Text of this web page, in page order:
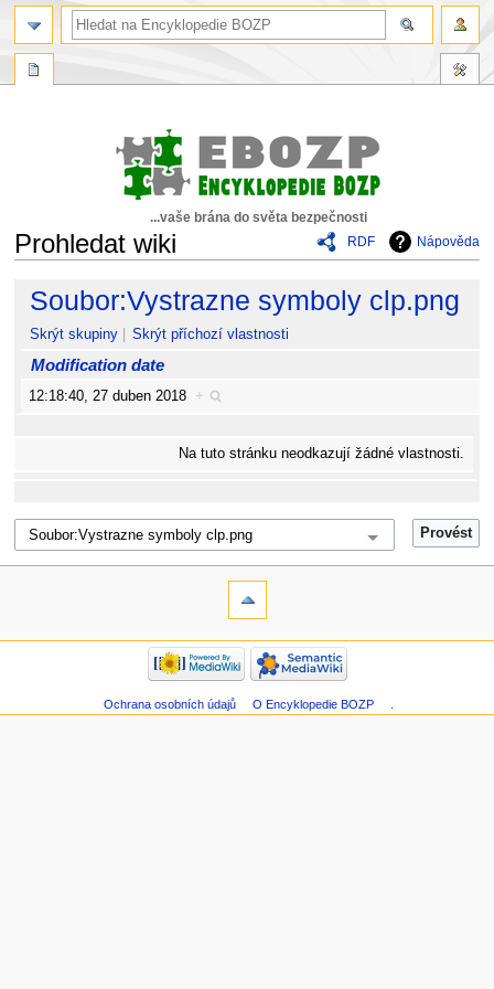
...vaše brána do světa bezpečnosti
RDF
Nápověda
Prohledat wiki
Skočit
navigaci
Skočit
vyhledávání
Soubor:Vystrazne symboly clp.png
Skrýt skupiny Skrýt příchozí vlastnosti
Modification date
12:18:40, 27 duben 2018 +
Na tuto stránku neodkazují žádné vlastnosti.
Ochrana osobních údajů O Encyklopedie BOZP